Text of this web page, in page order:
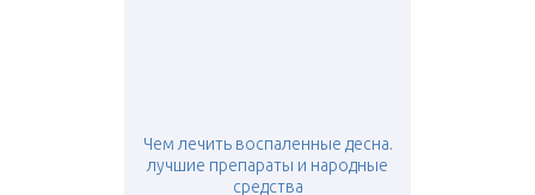
Чем лечить воспаленные десна.
лучшие препараты и народные
средства